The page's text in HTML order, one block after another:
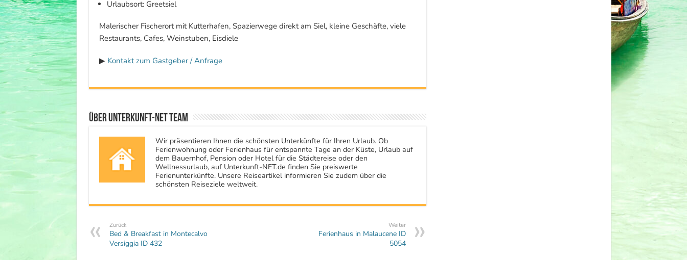
Urlaubsort: Greetsiel
Malerischer Fischerort mit Kutterhafen, Spazierwege direkt am Siel, kleine Geschäfte, viele
Restaurants, Cafes, Weinstuben, Eisdiele
▶ Kontakt zum Gastgeber / Anfrage
Über Unterkunft-NET Team
Wir präsentieren Ihnen die schönsten Unterkünfte für Ihren Urlaub. Ob
Ferienwohnung oder Ferienhaus für entspannte Tage an der Küste, Urlaub auf
dem Bauernhof, Pension oder Hotel für die Städtereise oder den
Wellnessurlaub, auf Unterkunft-NET.de finden Sie preiswerte
Ferienunterkünfte. Unsere Reiseartikel informieren Sie zudem über die
schönsten Reiseziele weltweit.
Zurück
Bed & Breakfast in Montecalvo
Versiggia ID 432
Weiter
Ferienhaus in Malaucene ID
5054